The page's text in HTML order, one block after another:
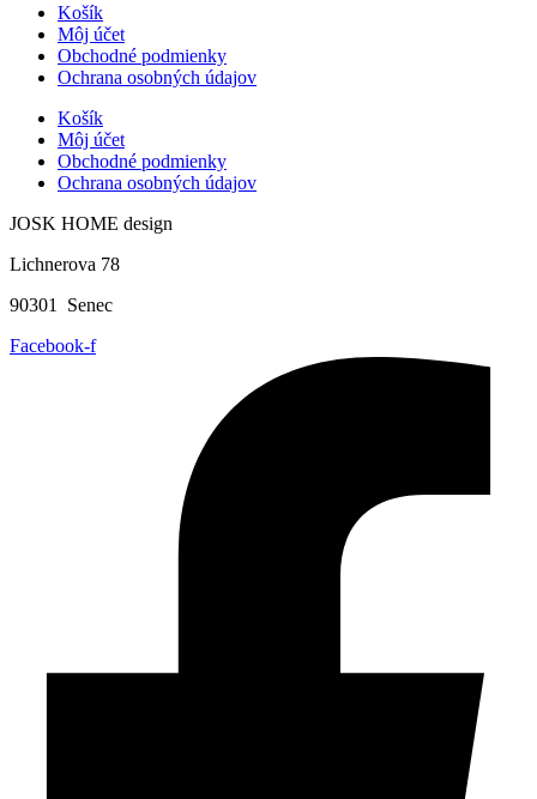
Košík
Môj účet
Obchodné podmienky
Ochrana osobných údajov
Košík
Môj účet
Obchodné podmienky
Ochrana osobných údajov
JOSK HOME design
Lichnerova 78
90301 Senec
Facebook-f